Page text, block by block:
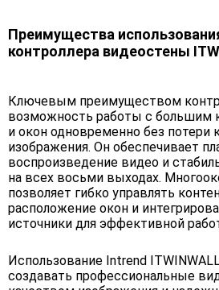
Преимущества
контроллера видеостены
Ключевым преимуществом
возможность работы с большим
и окон одновременно без потери
изображения. Он обеспечивает
воспроизведение видео и
на всех восьми выходах.
позволяет гибко управлять
расположение окон и
источники для эффективной
Использование Intrend
создавать профессиональные